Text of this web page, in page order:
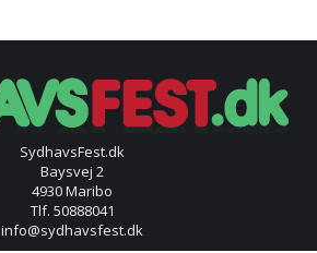
SydhavsFest.dk
Baysvej 2
4930 Maribo
Tlf. 50888041
info@sydhavsfest.dk